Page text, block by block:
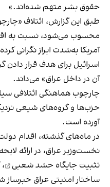
حقوق بشر متهم شده‌اند.»
طبق این گزارش، ائتلاف
محسوب می‌شود، نسبت به
آمریکا به‌شدت ابراز نگرانی
اسرائیل برای هدف قرار دادن
آن در داخل عراق» می‌داند.
چارچوب هماهنگی ائتلافی
حزب‌ها و گروه‌های شیعی
آورده است.
در ماه‌های گذشته، اقدام
نخست‌وزیر عراق، در ارائه
تثبیت جایگاه حشد شعبی
ساختار امنیتی عراق